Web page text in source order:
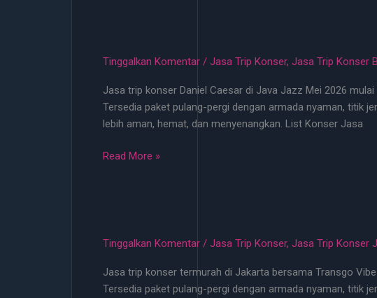
2026
100
Ribu
di
Tinggalkan Komentar / Jasa Trip Konser, Jasa Trip Konser
Jasa trip konser Daniel Caesar di Java Jazz Mei 2026
Tersedia paket pulang-pergi dengan armada nyaman, titik
lebih aman, hemat, dan menyenangkan. List Konser Jasa
Jasa
Java
–
Mei
Read More »
Tinggalkan Komentar / Jasa Trip Konser, Jasa Trip Konser
Jasa trip konser termurah di Jakarta bersama Transgo
Tersedia paket pulang-pergi dengan armada nyaman, titik